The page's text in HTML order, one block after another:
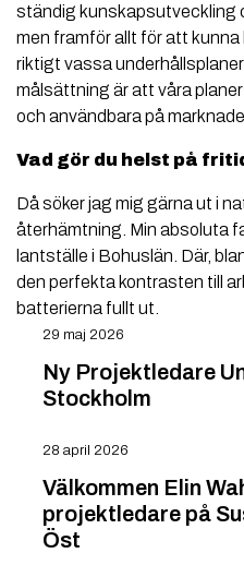
ständig kunskapsutveckling
men framför allt för att kunna
riktigt vassa underhållsplaner
målsättning är att våra
och användbara på
Vad gör du helst på
Då söker jag mig gärna ut i
återhämtning. Min absoluta
lantställe i Bohuslän. Där,
den perfekta kontrasten till
batterierna fullt ut.
Ny Projektledare
Stockholm
29 maj 2026
Välkommen Elin
projektledare på
Öst
28 april 2026